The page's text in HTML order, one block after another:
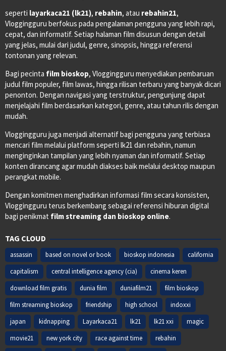
seperti layarkaca21 (lk21), rebahin, atau rebahin21,
Vloggingguru berfokus pada pengalaman pengguna yang lebih rapi,
cepat, dan informatif. Setiap halaman film disusun dengan detail
yang jelas, mulai dari judul, genre, sinopsis, hingga referensi
tontonan yang relevan.
Bagi pecinta film bioskop, Vloggingguru menyediakan pembaruan
judul film populer, film lawas, hingga rilisan terbaru yang banyak dicari
penonton. Dengan navigasi yang terstruktur, pengunjung dapat
menjelajahi film berdasarkan kategori, genre, atau tahun rilis dengan
mudah.
Vloggingguru juga menjadi alternatif bagi pengguna yang terbiasa
mencari film melalui platform seperti lk21 dan rebahin, namun
menginginkan tampilan yang lebih nyaman dan informatif. Setiap
konten dirancang agar mudah diakses baik melalui desktop maupun
perangkat mobile.
Dengan komitmen menghadirkan informasi film secara konsisten,
Vloggingguru terus berkembang sebagai referensi hiburan digital
bagi penikmat film streaming dan bioskop online.
TAG CLOUD
assassin based on novel or book bioskop indonesia
california
capitalism
central intelligence agency (cia)
cinema keren
download film gratis
dunia film duniafilm21
film bioskop
film streaming bioskop
friendship high school
indoxxi
japan
kidnapping Layarkaca21 lk21 lk21 xxi
magic
movie21
new york city race against time
rebahin